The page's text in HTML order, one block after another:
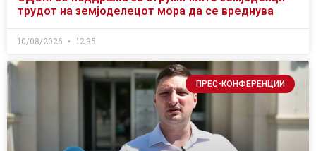
трудот на земјоделецот мора да се вреднува
10/08/2026 12:35
ПРЕС-КОНФЕРЕНЦИИ